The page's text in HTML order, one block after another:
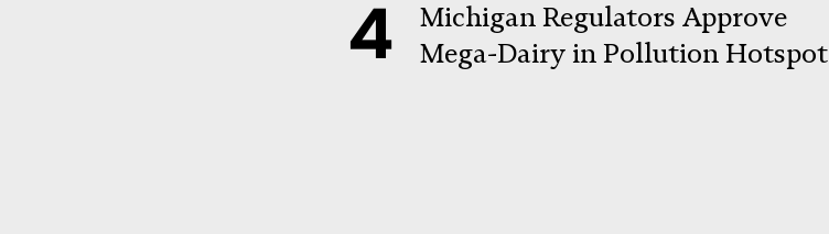
Michigan Regulators Approve
Mega-Dairy in Pollution Hotspot